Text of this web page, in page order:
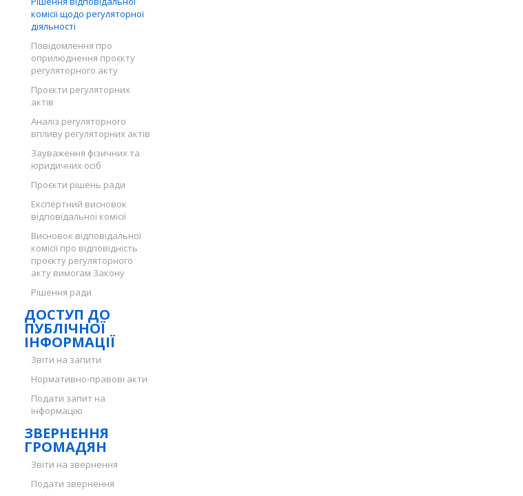
комісії щодо регуляторної
діяльності
Повідомлення про
оприлюднення проєкту
регуляторного акту
Проєкти регуляторних
актів
Аналіз регуляторного
впливу регуляторних актів
Зауваження фізичних та
юридичних осіб
Проєкти рішень ради
Експертний висновок
відповідальної комісії
Висновок відповідальної
комісії про відповідність
проєкту регуляторного
акту вимогам Закону
Рішення ради
ДОСТУП ДО
ПУБЛІЧНОЇ
ІНФОРМАЦІЇ
Звіти на запити
Нормативно-правові акти
Подати запит на
інформацію
ЗВЕРНЕННЯ
ГРОМАДЯН
Звіти на звернення
Подати звернення